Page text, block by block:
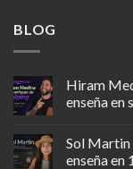
BLOG
Hiram
enseña en
Sol Martin
enseña